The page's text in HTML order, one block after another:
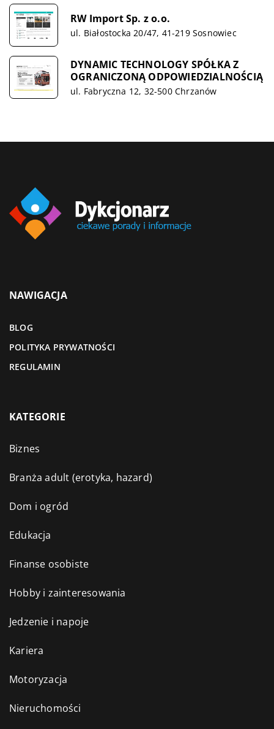
RW Import Sp. z o.o.
ul. Białostocka 20/47, 41-219 Sosnowiec
DYNAMIC TECHNOLOGY SPÓŁKA Z
OGRANICZONĄ ODPOWIEDZIALNOŚCIĄ
ul. Fabryczna 12, 32-500 Chrzanów
NAWIGACJA
BLOG
POLITYKA PRYWATNOŚCI
REGULAMIN
KATEGORIE
Biznes
Branża adult (erotyka, hazard)
Dom i ogród
Edukacja
Finanse osobiste
Hobby i zainteresowania
Jedzenie i napoje
Kariera
Motoryzacja
Nieruchomości